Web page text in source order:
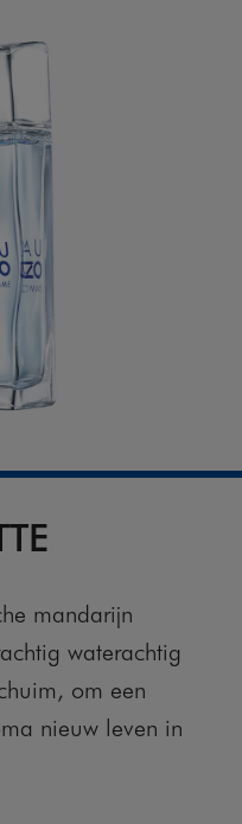
mandarijn
waterachtig
om een
nieuw leven in